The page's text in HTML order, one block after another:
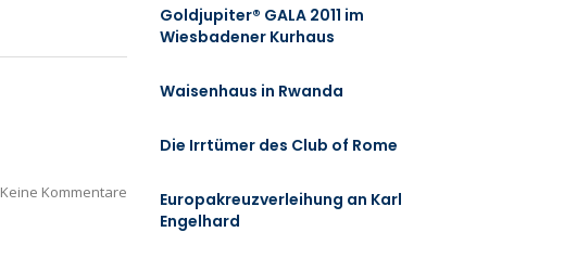
Keine Kommentare
Goldjupiter® GALA 2011 im
Wiesbadener Kurhaus
Waisenhaus in Rwanda
Die Irrtümer des Club of Rome
Europakreuzverleihung an Karl
Engelhard